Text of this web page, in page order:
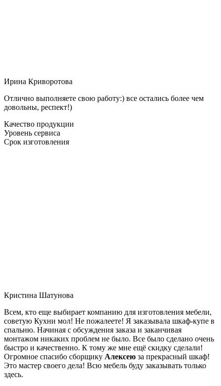
Ирина Криворотова
Отлично выполняете свою работу:) все остались более чем
довольны, респект!)
Качество продукции
Уровень сервиса
Срок изготовления
Кристина Шатунова
Всем, кто еще выбирает компанию для изготовления мебели,
советую Кухни мол! Не пожалеете! Я заказывала шкаф-купе в
спальню. Начиная с обсуждения заказа и заканчивая
монтажом никаких проблем не было. Все было сделано очень
быстро и качественно. К тому же мне ещё скидку сделали!
Огромное спасибо сборщику Алексею за прекрасный шкаф!
Это мастер своего дела! Всю мебель буду заказывать только
здесь.